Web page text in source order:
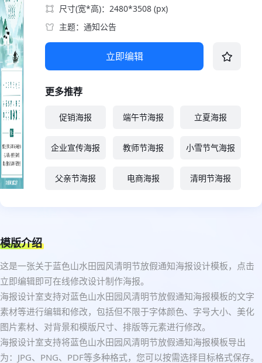
尺寸(宽*高)：2480*3508 (px)
主题：通知公告
立即编辑
更多推荐
促销海报 端午节海报 立夏海报
企业宣传海报 教师节海报 小雪节气海报
父亲节海报 电商海报 清明节海报
模版介绍
这是一张关于蓝色山水田园风清明节放假通知海报设计模板，点击
立即编辑即可在线修改设计制作海报。
海报设计室支持对蓝色山水田园风清明节放假通知海报模板的文字
素材等进行编辑和修改，包括但不限于字体颜色、字号大小、美化
图片素材、对背景和模版尺寸、排版等元素进行修改。
海报设计室支持将蓝色山水田园风清明节放假通知海报模板导出
为：JPG、PNG、PDF等多种格式，您可以按需选择目标格式保存。